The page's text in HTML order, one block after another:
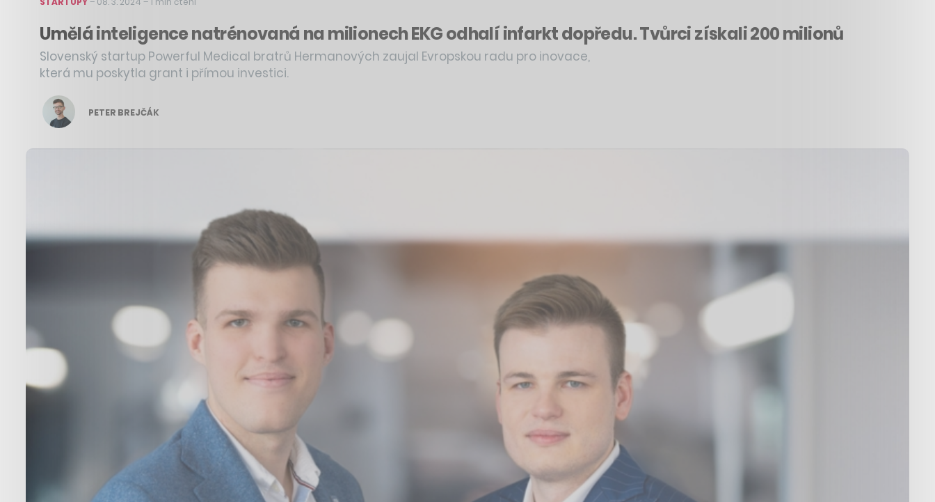
Umělá inteligence natrénovaná na milionech EKG odhalí infarkt dopředu. Tvůrci získali 200 milionů
Slovenský startup Powerful Medical bratrů Hermanových zaujal Evropskou radu pro inovace,
která mu poskytla grant i přímou investici.
PETER BREJČÁK